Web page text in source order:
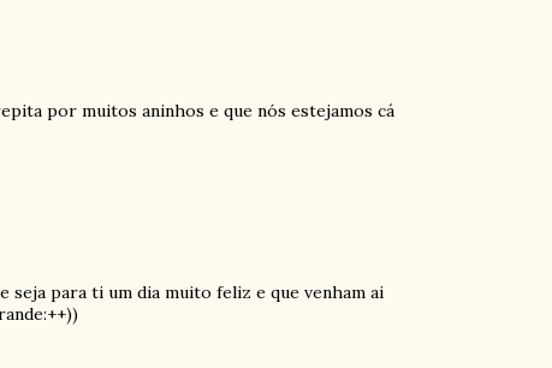
por muitos aninhos e que nós estejamos cá
seja para ti um dia muito feliz e que venham ai